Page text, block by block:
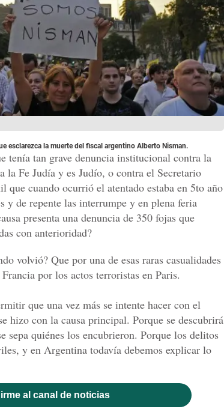
esclarezca la muerte del fiscal argentino Alberto Nisman.
tenía tan grave denuncia institucional contra la
la Fe Judía y es Judío, o contra el Secretario
que cuando ocurrió el atentado estaba en 5to año
y de repente las interrumpe y en plena feria
presenta una denuncia de 350 fojas que
con anterioridad?
volvió? Que por una de esas raras casualidades
por los actos terroristas en Paris.
que una vez más se intente hacer con el
hizo con la causa principal. Porque se descubrirá
sepa quiénes los encubrieron. Porque los delitos
y en Argentina todavía debemos explicar lo
al canal de noticias